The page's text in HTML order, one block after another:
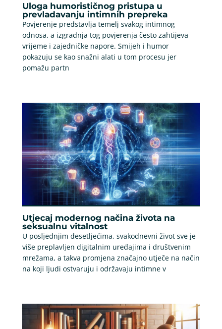
Uloga humorističnog pristupa u
prevladavanju intimnih prepreka
Povjerenje predstavlja temelj svakog intimnog
odnosa, a izgradnja tog povjerenja često zahtijeva
vrijeme i zajedničke napore. Smijeh i humor
pokazuju se kao snažni alati u tom procesu jer
pomažu partn
Utjecaj modernog načina života na
seksualnu vitalnost
U posljednjim desetljećima, svakodnevni život sve je
više preplavljen digitalnim uređajima i društvenim
mrežama, a takva promjena značajno utječe na način
na koji ljudi ostvaruju i održavaju intimne v